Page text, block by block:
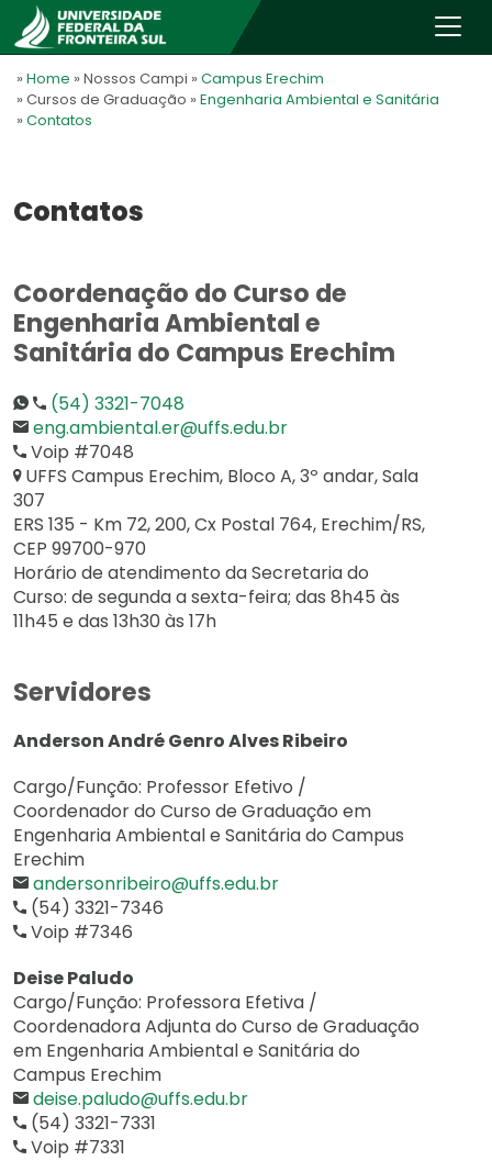
» Home » Nossos Campi » Campus Erechim
» Cursos de Graduação » Engenharia Ambiental e Sanitária
» Contatos
Contatos
Coordenação do Curso de
Engenharia Ambiental e
Sanitária do Campus Erechim
(54) 3321-7048
eng.ambiental.er@uffs.edu.br
Voip #7048
UFFS Campus Erechim, Bloco A, 3º andar, Sala
307
ERS 135 - Km 72, 200, Cx Postal 764, Erechim/RS,
CEP 99700-970
Horário de atendimento da Secretaria do
Curso: de segunda a sexta-feira; das 8h45 às
11h45 e das 13h30 às 17h
Servidores
Anderson André Genro Alves Ribeiro
Cargo/Função: Professor Efetivo /
Coordenador do Curso de Graduação em
Engenharia Ambiental e Sanitária do Campus
Erechim
andersonribeiro@uffs.edu.br
(54) 3321-7346
Voip #7346
Deise Paludo
Cargo/Função: Professora Efetiva /
Coordenadora Adjunta do Curso de Graduação
em Engenharia Ambiental e Sanitária do
Campus Erechim
deise.paludo@uffs.edu.br
(54) 3321-7331
Voip #7331